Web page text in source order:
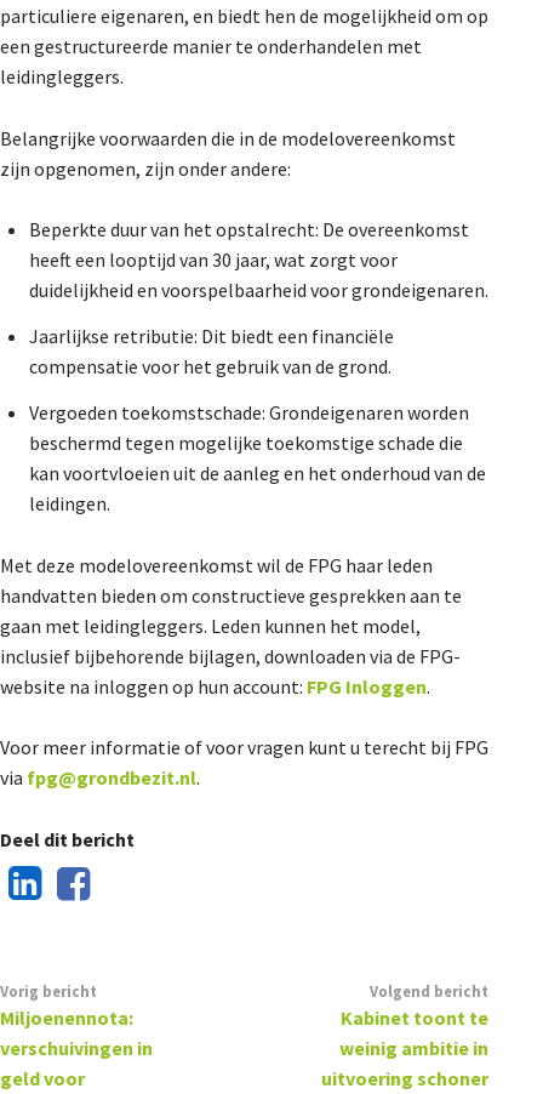
particuliere eigenaren, en biedt hen de mogelijkheid om op
een gestructureerde manier te onderhandelen met
leidingleggers.
Belangrijke voorwaarden die in de modelovereenkomst
zijn opgenomen, zijn onder andere:
Beperkte duur van het opstalrecht: De overeenkomst
heeft een looptijd van 30 jaar, wat zorgt voor
duidelijkheid en voorspelbaarheid voor grondeigenaren.
Jaarlijkse retributie: Dit biedt een financiële
compensatie voor het gebruik van de grond.
Vergoeden toekomstschade: Grondeigenaren worden
beschermd tegen mogelijke toekomstige schade die
kan voortvloeien uit de aanleg en het onderhoud van de
leidingen.
Met deze modelovereenkomst wil de FPG haar leden
handvatten bieden om constructieve gesprekken aan te
gaan met leidingleggers. Leden kunnen het model,
inclusief bijbehorende bijlagen, downloaden via de FPG-
website na inloggen op hun account: FPG Inloggen.
Voor meer informatie of voor vragen kunt u terecht bij FPG
via fpg@grondbezit.nl.
Deel dit bericht
Vorig bericht
Miljoenennota:
verschuivingen in
geld voor
Volgend bericht
Kabinet toont te
weinig ambitie in
uitvoering schoner